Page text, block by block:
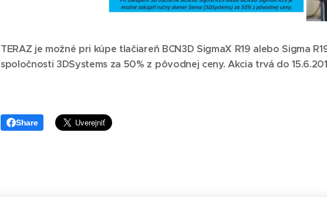
TERAZ je možné pri kúpe tlačiareň BCN3D SigmaX R19 alebo Sigma
spoločnosti 3DSystems za 50% z pôvodnej ceny. Akcia trvá do
Share